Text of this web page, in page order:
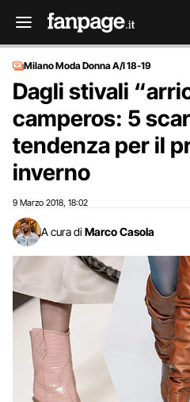
Milano Moda Donna A/I 18-19
Dagli stivali
camperos: 5
tendenza per il
inverno
9 Marzo 2018 18:02
A cura di Marco Casola